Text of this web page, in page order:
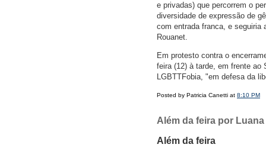
e privadas) que percorrem o
diversidade de expressão de
com entrada franca, e seguiria
Rouanet.
Em protesto contra o
feira (12) à tarde, em frente ao
LGBTTFobia, "em defesa da
Posted by Patricia Canetti at 8:10 PM
Além da feira por
Além da feira